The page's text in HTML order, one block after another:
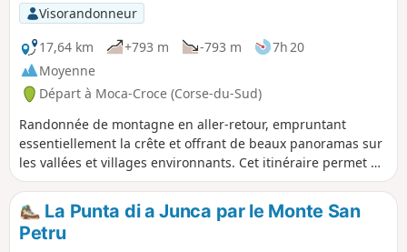
descente s'effectue face aux Aiguilles de Bavella.
Visorandonneur
17,64 km
+793 m -793 m
7h 20
Moyenne
Départ à Moca-Croce (Corse-du-Sud)
Randonnée de montagne en aller-retour, empruntant
essentiellement la crête et offrant de beaux panoramas sur
les vallées et villages environnants. Cet itinéraire permet de
ne réaliser éventuellement qu'une partie du parcours
proposé en rebroussant chemin depuis n'importe quel
point, en fonction du souhait des marcheurs et des
conditions.
La Punta di a Junca par le Monte San
Petru